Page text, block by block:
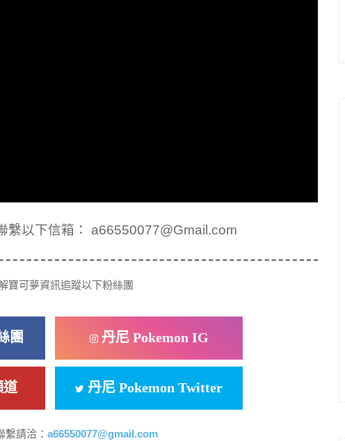
繫以下信箱： a66550077@Gmail.com
寶可夢資訊追蹤以下粉絲團
團 丹尼 Pokemon IG
道 丹尼 Pokemon Twitter
請洽： a66550077@gmail.com